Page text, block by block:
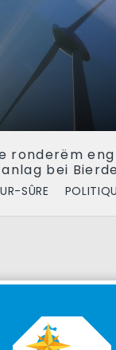
ronderëm
bei
SÛRE